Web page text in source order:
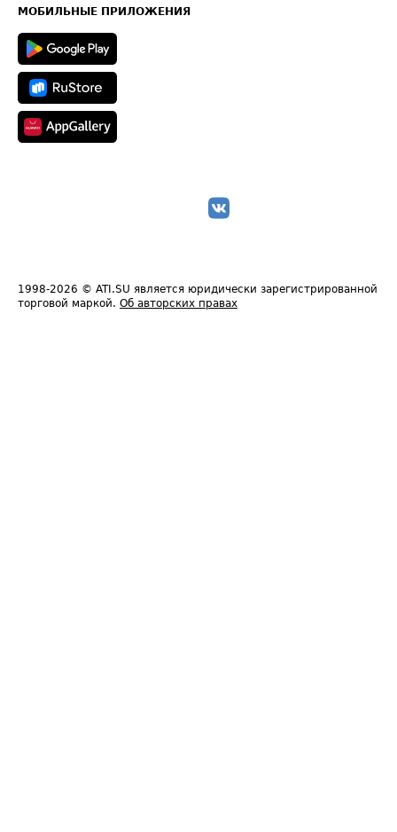
Техническая информация
МОБИЛЬНЫЕ ПРИЛОЖЕНИЯ
1998-2026 © ATI.SU является юридически зарегистрированной
торговой маркой. Об авторских правах